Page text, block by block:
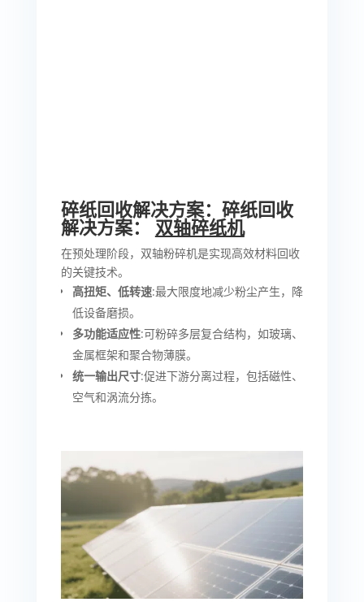
碎纸回收解决方案：碎纸回收
解决方案： 双轴碎纸机
在预处理阶段，双轴粉碎机是实现高效材料回收
的关键技术。
高扭矩、低转速:最大限度地减少粉尘产生，降
低设备磨损。
多功能适应性:可粉碎多层复合结构，如玻璃、
金属框架和聚合物薄膜。
统一输出尺寸:促进下游分离过程，包括磁性、
空气和涡流分拣。